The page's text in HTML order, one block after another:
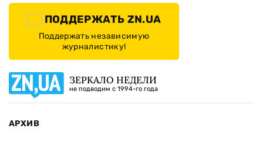
ПОДДЕРЖАТЬ ZN.UA
Поддержать независимую
журналистику!
ЗЕРКАЛО НЕДЕЛИ
не подводим с 1994-го года
АРХИВ